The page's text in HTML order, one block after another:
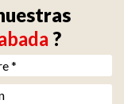
?
**